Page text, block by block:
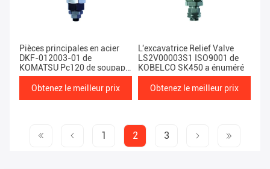
Pièces principales en acier
DKF-012003-01 de
KOMATSU Pc120 de soupape
de sécurité
Obtenez le meilleur prix
L'excavatrice Relief Valve
LS2V00003S1 ISO9001 de
KOBELCO SK450 a énuméré
Obtenez le meilleur prix
1 2 3